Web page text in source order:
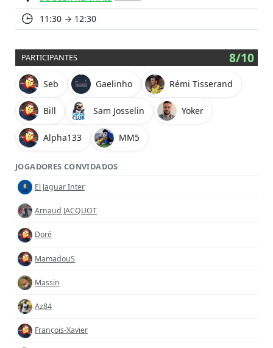
11:30 → 12:30
PARTICIPANTES 8/10
Seb Gaelinho Rémi Tisserand
Bill Sam Josselin Yoker
Alpha133 MM5
JOGADORES CONVIDADOS
El Jaguar Inter
Arnaud JACQUOT
Doré
MamadouS
Massin
Az84
François-Xavier